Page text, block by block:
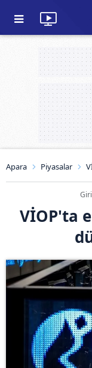
Apara Piyasalar
VİOP'ta